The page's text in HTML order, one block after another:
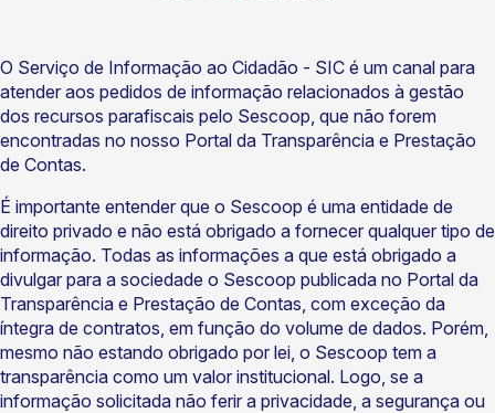
O Serviço de Informação ao Cidadão - SIC é um canal para
atender aos pedidos de informação relacionados à gestão
dos recursos parafiscais pelo Sescoop, que não forem
encontradas no nosso Portal da Transparência e Prestação
de Contas.
É importante entender que o Sescoop é uma entidade de
direito privado e não está obrigado a fornecer qualquer tipo de
informação. Todas as informações a que está obrigado a
divulgar para a sociedade o Sescoop publicada no Portal da
Transparência e Prestação de Contas, com exceção da
íntegra de contratos, em função do volume de dados. Porém,
mesmo não estando obrigado por lei, o Sescoop tem a
transparência como um valor institucional. Logo, se a
informação solicitada não ferir a privacidade, a segurança ou